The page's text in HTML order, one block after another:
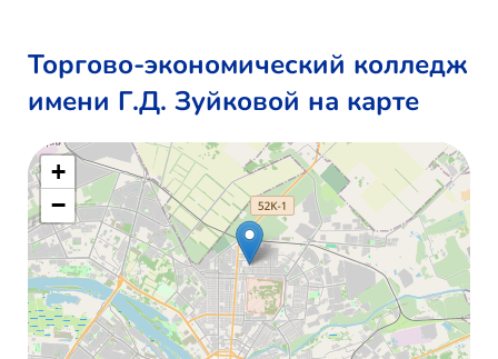
Торгово-экономический колледж
имени Г.Д. Зуйковой на карте
+
−